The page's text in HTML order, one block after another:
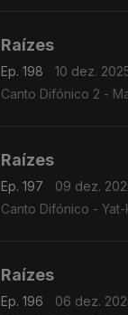
Raízes
Ep. 198
10 dez.
Canto Difónico 2 -
Raízes
Ep. 197
09 dez.
Canto Difónico -
Raízes
Ep. 196
06 dez.